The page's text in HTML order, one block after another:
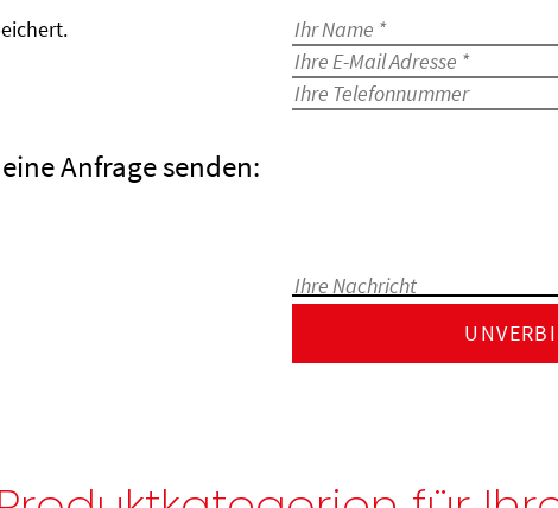
Anfrage senden: